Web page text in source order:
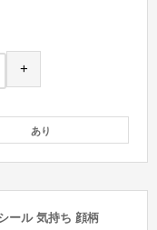
+
あり
ール 気持ち 顔柄